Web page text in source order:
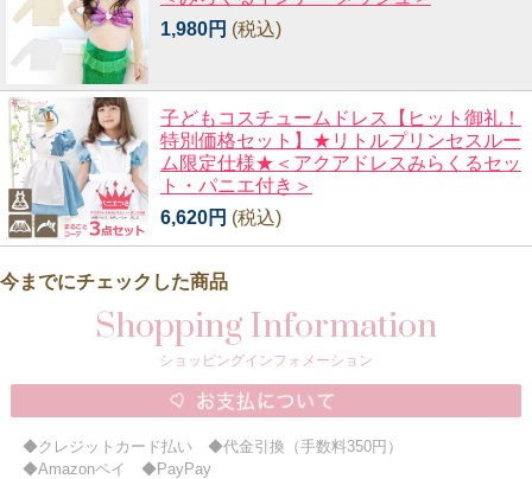
1,980円 (税込)
子どもコスチュームドレス【ヒット御礼！
特別価格セット】★リトルプリンセスルー
ム限定仕様★＜アクアドレスみらくるセッ
ト・パニエ付き＞
6,620円 (税込)
今までにチェックした商品
Shopping Information
ショッピングインフォメーション
◆クレジットカード払い ◆代金引換（手数料350円）
◆Amazonペイ ◆PayPay